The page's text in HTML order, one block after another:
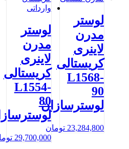
لوستر
مدرن
لاینری
کریستالی
L1568-
90
لوسترسازان
23,284,800 تومان
لوستر
مدرن
لاینری
کریستالی
L1554-
80
29,700,000